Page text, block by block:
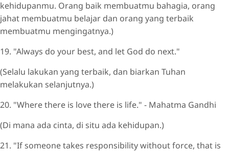
kehidupanmu. Orang baik membuatmu bahagia, orang
jahat membuatmu belajar dan orang yang terbaik
membuatmu mengingatnya.)
19. "Always do your best, and let God do next."
(Selalu lakukan yang terbaik, dan biarkan Tuhan
melakukan selanjutnya.)
20. "Where there is love there is life." - Mahatma Gandhi
(Di mana ada cinta, di situ ada kehidupan.)
21. "If someone takes responsibility without force, that is